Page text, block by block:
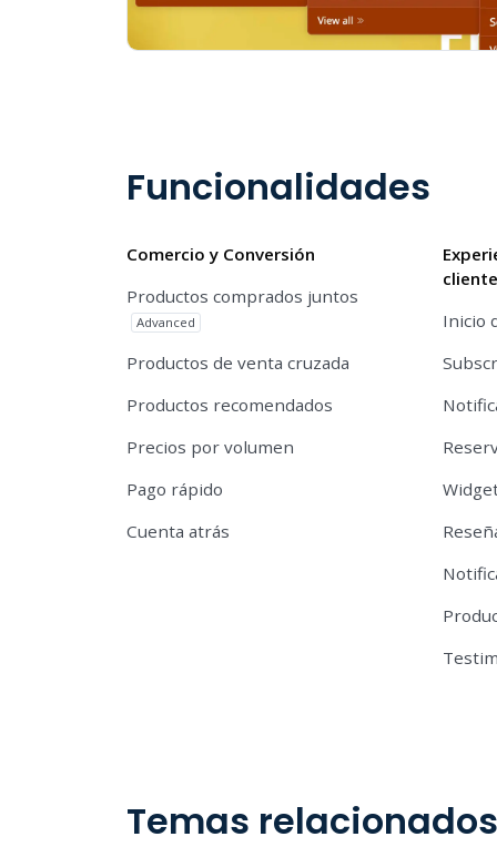
Funcionalidades
Comercio y Conversión
Productos comprados juntos
Advanced
Productos de venta cruzada
Productos recomendados
Precios por volumen
Pago rápido
Cuenta atrás
Inicio
Temas relacionados